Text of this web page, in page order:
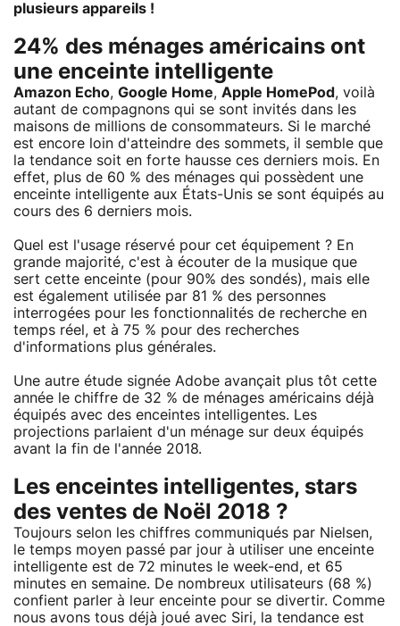
plusieurs appareils !
24% des ménages américains ont
une enceinte intelligente
Amazon Echo, Google Home, Apple HomePod , voilà
autant de compagnons qui se sont invités dans les
maisons de millions de consommateurs. Si le marché
est encore loin d'atteindre des sommets, il semble que
la tendance soit en forte hausse ces derniers mois. En
effet, plus de 60 % des ménages qui possèdent une
enceinte intelligente aux États-Unis se sont équipés au
cours des 6 derniers mois.
Quel est l'usage réservé pour cet équipement ? En
grande majorité, c'est à écouter de la musique que
sert cette enceinte (pour 90% des sondés), mais elle
est également utilisée par 81 % des personnes
interrogées pour les fonctionnalités de recherche en
temps réel, et à 75 % pour des recherches
d'informations plus générales.
Une autre étude signée Adobe avançait plus tôt cette
année le chiffre de 32 % de ménages américains déjà
équipés avec des enceintes intelligentes. Les
projections parlaient d'un ménage sur deux équipés
avant la fin de l'année 2018.
Les enceintes intelligentes, stars
des ventes de Noël 2018 ?
Toujours selon les chiffres communiqués par Nielsen,
le temps moyen passé par jour à utiliser une enceinte
intelligente est de 72 minutes le week-end, et 65
minutes en semaine. De nombreux utilisateurs (68 %)
confient parler à leur enceinte pour se divertir. Comme
nous avons tous déjà joué avec Siri, la tendance est